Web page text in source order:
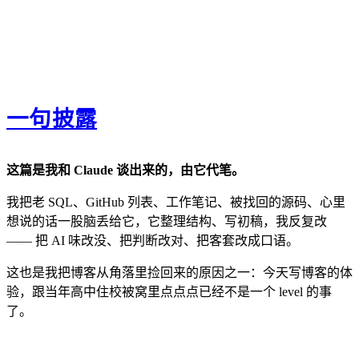
一句披露
这篇是我和 Claude 谈出来的，由它代笔。
我把老 SQL、GitHub 列表、工作笔记、被找回的源码、心里
想说的话一股脑丢给它，它整理结构、写初稿，我反复改
—— 把 AI 味改没、把判断改对、把客套改成口语。
这也是我把博客从角落里捡回来的原因之一：今天写博客的体
验，跟当年高中住校被窝里点点点已经不是一个 level 的事
了。